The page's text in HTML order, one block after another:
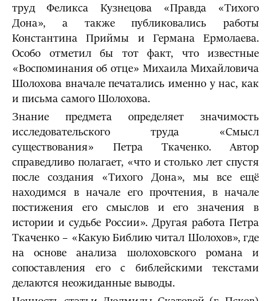
труд Феликса Кузнецова «Правда «Тихого
Дона», а также публиковались работы
Константина Приймы и Германа Ермолаева.
Особо отметил бы тот факт, что известные
«Воспоминания об отце» Михаила Михайловича
Шолохова вначале печатались именно у нас, как
и письма самого Шолохова.
Знание предмета определяет значимость
исследовательского труда «Смысл
существования» Петра Ткаченко. Автор
справедливо полагает, «что и столько лет спустя
после создания «Тихого Дона», мы все ещё
находимся в начале его прочтения, в начале
постижения его смыслов и его значения в
истории и судьбе России». Другая работа Петра
Ткаченко – «Какую Библию читал Шолохов», где
на основе анализа шолоховского романа и
сопоставления его с библейскими текстами
делаются неожиданные выводы.